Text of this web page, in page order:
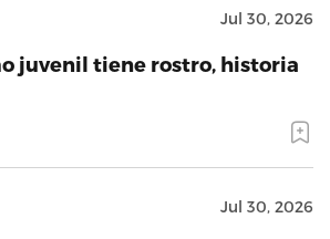
Jul 30, 2026
juvenil tiene rostro, historia
Jul 30, 2026